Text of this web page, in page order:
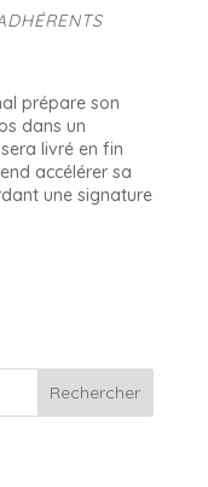
prépare son
dans un
livré en fin
accélérer sa
une signature